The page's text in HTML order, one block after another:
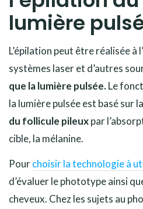
lumière
L’épilation peut être réalisée à
systèmes laser et d’autres
que la lumière pulsée.Le
la lumière pulsée est basé sur la
du follicule pileuxpar
cible, la mélanine.
Pourchoisir la technologie à
d’évaluer le phototype ainsi
cheveux. Chez les sujets au